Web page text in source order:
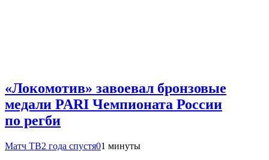
«Локомотив» завоевал бронзовые
медали PARI Чемпионата России
по регби
Матч ТВ2 года спустя01 минуты